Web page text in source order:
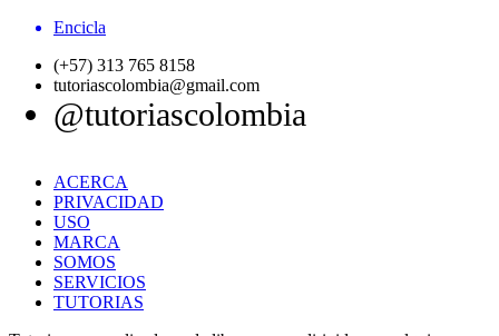
Encicla
(+57) 313 765 8158
tutoriascolombia@gmail.com
@tutoriascolombia
ACERCA
PRIVACIDAD
USO
MARCA
SOMOS
SERVICIOS
TUTORIAS